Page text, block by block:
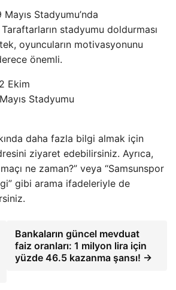
Mayıs Stadyumu’nda
stadyumu doldurması
oyuncuların motivasyonunu
önemli.
Ekim
Stadyumu
daha fazla bilgi almak için
ziyaret edebilirsiniz. Ayrıca,
ne zaman?” veya “Samsunspor
gibi arama ifadeleriyle de
Bankaların güncel mevduat
faiz oranları: 1 milyon lira için
yüzde 46.5 kazanma şansı! →